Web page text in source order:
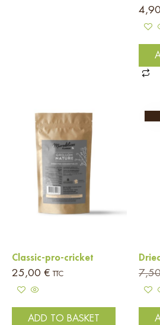
4,90
Classic-pro-cricket
25,00 € TTC
ADD TO BASKET